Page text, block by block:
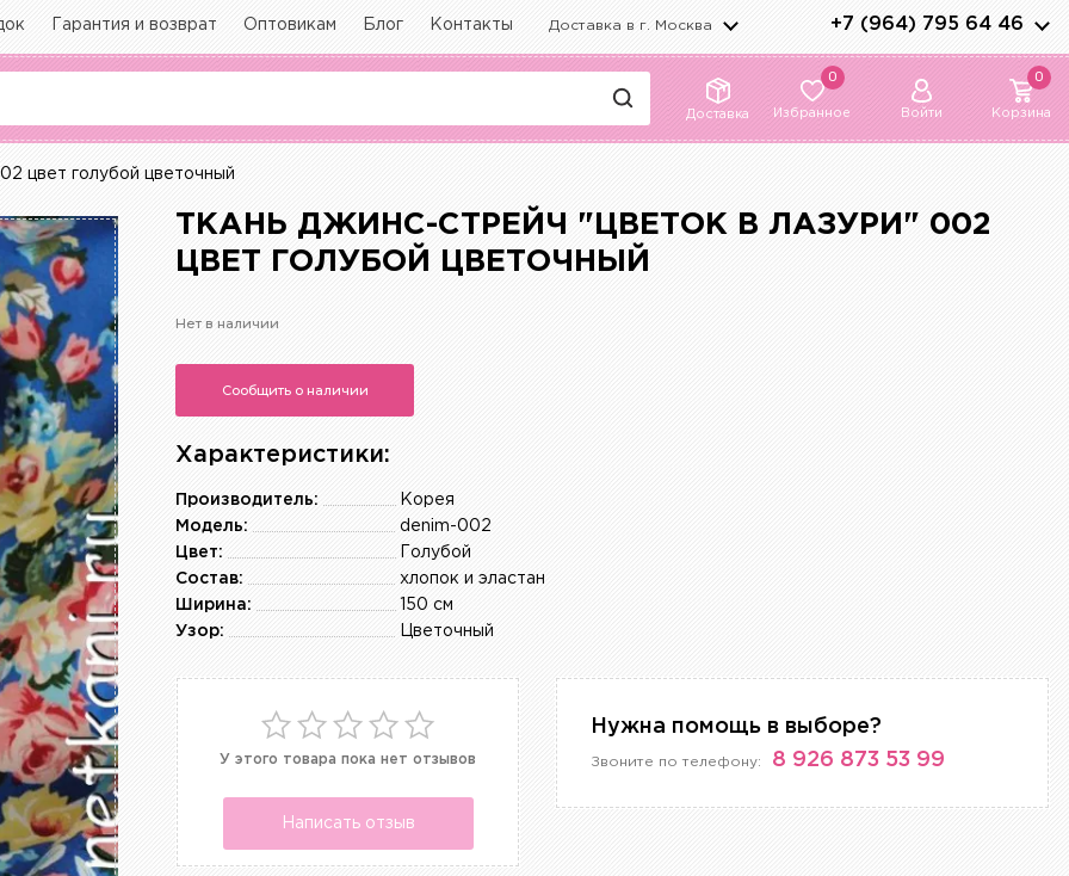
Гарантия и возврат Оптовикам Блог Контакты Доставка в г. Москва +7 (964) 795 64 46
Доставка
0
Избранное Войти
0
Корзина
цвет голубой цветочный
ТКАНЬ ДЖИНС-СТРЕЙЧ "ЦВЕТОК В ЛАЗУРИ" 002
ЦВЕТ ГОЛУБОЙ ЦВЕТОЧНЫЙ
Нет в наличии
Сообщить о наличии
Характеристики:
Корея
Производитель:
denim-002
Модель:
Голубой
Цвет:
хлопок и эластан
Состав:
150 см
Ширина:
Цветочный
Узор:
У этого товара пока нет отзывов
Написать отзыв
Нужна помощь в выборе?
Звоните по телефону: 8 926 873 53 99